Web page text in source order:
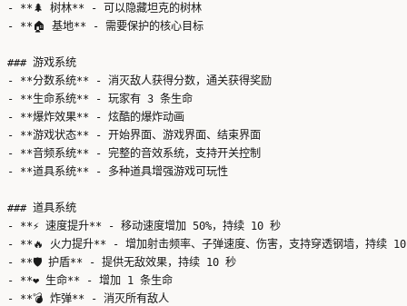
- **🌲 树林** - 可以隐藏坦克的树林
- **🏠 基地** - 需要保护的核心目标
### 游戏系统
- **分数系统** - 消灭敌人获得分数，通关获得奖励
- **生命系统** - 玩家有 3 条生命
- **爆炸效果** - 炫酷的爆炸动画
- **游戏状态** - 开始界面、游戏界面、结束界面
- **音频系统** - 完整的音效系统，支持开关控制
- **道具系统** - 多种道具增强游戏可玩性
### 道具系统
- **⚡ 速度提升** - 移动速度增加 50%，持续 10 秒
- **🔥 火力提升** - 增加射击频率、子弹速度、伤害，支持穿透钢墙，持续
- **🛡️ 护盾** - 提供无敌效果，持续 10 秒
- **❤️ 生命** - 增加 1 条生命
- **💣 炸弹** - 消灭所有敌人